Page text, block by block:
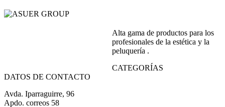
Alta gama de productos para los
profesionales de la estética y la
peluquería .
CATEGORÍAS
DATOS DE CONTACTO
Avda. Iparraguirre, 96
Apdo. correos 58